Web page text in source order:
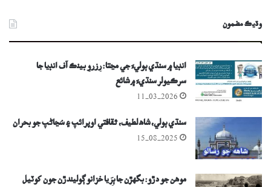
وڌيڪ مضمون
انڊيا ۾ سنڌي ٻوليءَ جي مڃتا: رِزروِ بينڪ آف انڊيا جا
سرڪيولر سنڌيءَ ۾ شائع
11-03-2026
سنڌي ٻولي، شاھ لطيف، ثقافتي اوپرائپ ۽ سُڃاڻپ جو بحران
15-08-2025
موھن جو دڙو: بگهڙن جا ٻِرَ يا خزانو ڳوليندڙن جون کوٽيل